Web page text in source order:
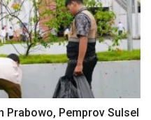
Prabowo, Pemprov Sulsel